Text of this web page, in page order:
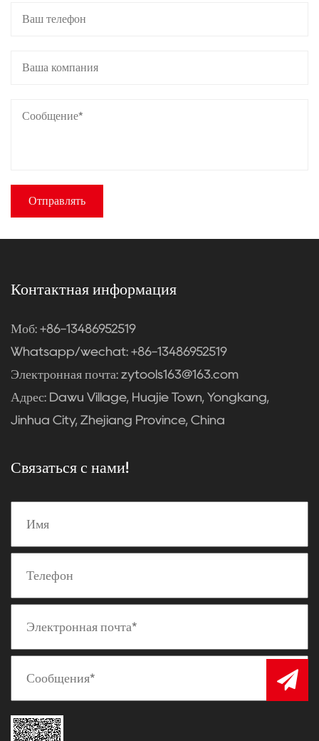
Контактная информация
Моб: +86-13486952519
Whatsapp/wechat: +86-13486952519
Электронная почта: zytools163@163.com
Адрес: Dawu Village, Huajie Town, Yongkang,
Jinhua City, Zhejiang Province, China
Связаться с нами!